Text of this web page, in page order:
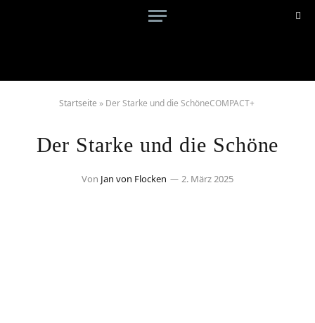
Startseite » Der Starke und die SchöneCOMPACT+
Der Starke und die Schöne
Von Jan von Flocken 2. März 2025